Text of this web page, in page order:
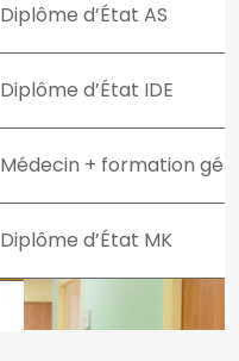
Diplôme d’État AS
Diplôme d’État IDE
Médecin + formation
Diplôme d’État MK